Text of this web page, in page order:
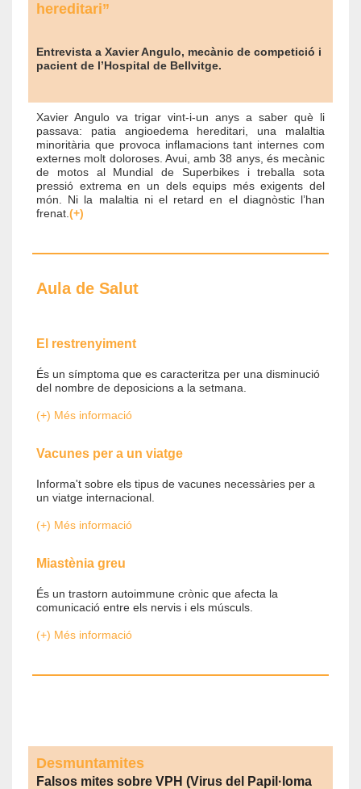
hereditari”
Entrevista a Xavier Angulo, mecànic de competició i
pacient de l’Hospital de Bellvitge.
Xavier Angulo va trigar vint-i-un anys a saber què li
passava: patia angioedema hereditari, una malaltia
minoritària que provoca inflamacions tant internes com
externes molt doloroses. Avui, amb 38 anys, és mecànic
de motos al Mundial de Superbikes i treballa sota
pressió extrema en un dels equips més exigents del
món. Ni la malaltia ni el retard en el diagnòstic l’han
frenat. (+)
Aula de Salut
El restrenyiment
És un símptoma que es caracteritza per una disminució
del nombre de deposicions a la setmana.
(+) Més informació
Vacunes per a un viatge
Informa't sobre els tipus de vacunes necessàries per a
un viatge internacional.
(+) Més informació
Miastènia greu
És un trastorn autoimmune crònic que afecta la
comunicació entre els nervis i els músculs.
(+) Més informació
Desmuntamites
Falsos mites sobre VPH (Virus del Papil·loma